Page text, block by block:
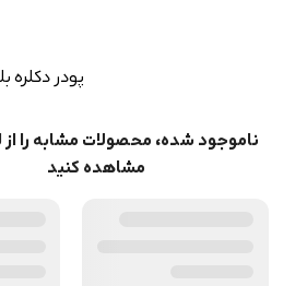
پودر دکلره
ناموجود شده، محصولات مشابه را
مشاهده کنید